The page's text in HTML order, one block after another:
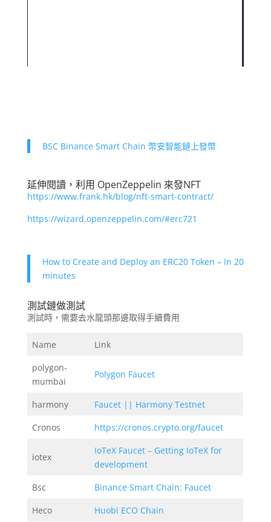
BSC Binance Smart Chain 幣安智能鏈上發幣
延伸閱讀，利用 OpenZeppelin 來發NFT
https://www.frank.hk/blog/nft-smart-contract/
https://wizard.openzeppelin.com/#erc721
How to Create and Deploy an ERC20 Token – In 20
minutes
測試鏈做測試
測試時，需要去水龍頭那邊取得手續費用
Name
Link
polygon-
mumbai
Polygon Faucet
harmony
Faucet || Harmony Testnet
Cronos
https://cronos.crypto.org/faucet
iotex
IoTeX Faucet – Getting IoTeX for
development
Bsc
Binance Smart Chain: Faucet
Heco
Huobi ECO Chain